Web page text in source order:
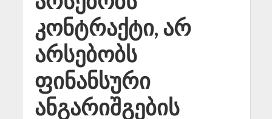
კონტრაქტი, არ
არსებობს
ფინანსური
ანგარიშგების